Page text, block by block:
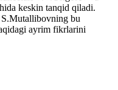
keskin tanqid qiladi.
bu
ayrim fikrlarini